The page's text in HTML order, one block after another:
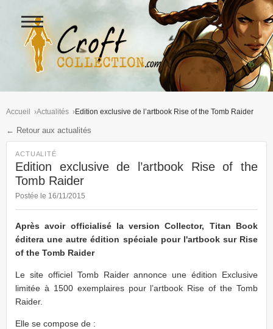
Figurines Lara Croft et
Ouvrir
le
menu
Accueil Actualités Edition exclusive de l’artbook Rise of the Tomb Raider
← Retour aux actualités
ACTUALITÉ
Edition exclusive de l’artbook Rise of the
Tomb Raider
Postée le 16/11/2015
Après avoir officialisé la version Collector, Titan Book
éditera une autre édition spéciale pour l'artbook sur Rise
of the Tomb Raider
Le site officiel Tomb Raider annonce une édition Exclusive
limitée à 1500 exemplaires pour l’artbook Rise of the Tomb
Raider.
Elle se compose de :